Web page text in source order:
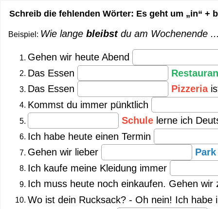
Schreib die fehlenden Wörter: Es geht um „in“ +
Beispiel: Wie lange bleibstdu am Wochenende
Gehen wir heute Abend
Das Essen
Das Essen
Pizzeria
Kommst du immer pünktlich
Schule lerne ich
Ich habe heute einen Termin
Gehen wir lieber
Ich kaufe meine Kleidung immer
Ich muss heute noch einkaufen. Gehen
Wo ist dein Rucksack? - Oh nein! Ich habe